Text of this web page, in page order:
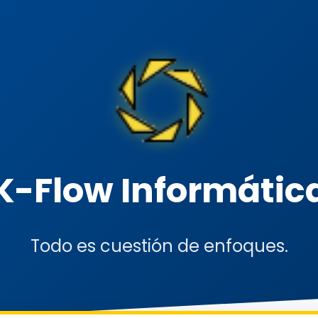
Flow
Todo es cuestión de enfoques.